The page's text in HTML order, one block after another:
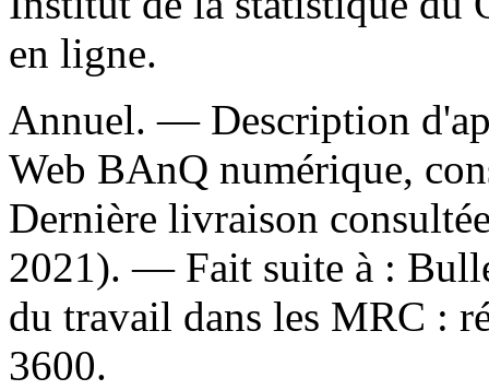
en ligne.
Annuel. — Description
Web BAnQ numérique,
Dernière livraison
2021). — Fait suite à :
du travail dans les MRC :
3600.